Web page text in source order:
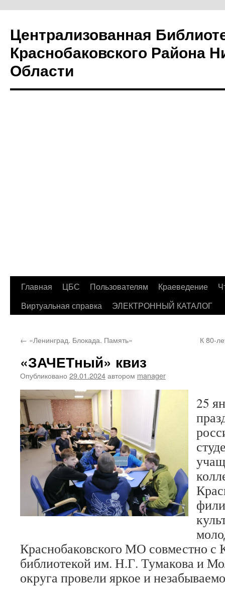
Централизованная
Краснобаковского Района
Области
Перейти
Главная ЦБС Пользователям Краеведение
Виртуальная справка
ЭЛЕКТРОННЫЙ КАТАЛОГ
← «Ленинград. Блокада. Память» К 80-
«ЗАЧЕТный» квиз
Опубликовано 29.01.2024автором manager
25
Краснобаковского МО совместно с
библиотекой им. Н.Г. Тумакова и
округа провели яркое и